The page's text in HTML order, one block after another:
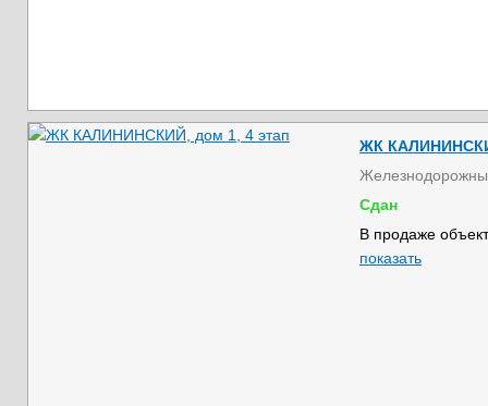
ЖК
Сдан
В продаже
показать